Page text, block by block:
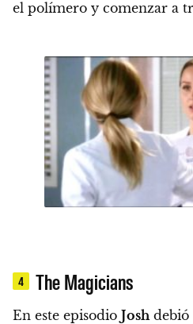
el polímero y comenzar a
4 The Magicians
En este episodio Josh debió